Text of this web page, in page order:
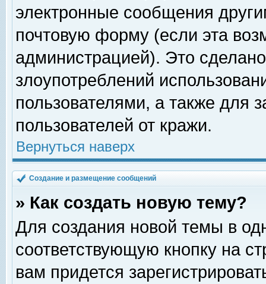
электронные сообщения
почтовую форму (если эта
администрацией). Это
злоупотреблений
пользователями, а также для
пользователей от кражи.
Вернуться наверх
Создание и размещение сообщений
» Как создать новую тему?
Для создания новой темы в
соответствующую кнопку на
вам придется